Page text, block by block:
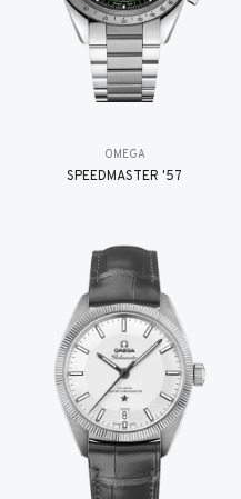
OMEGA
SPEEDMASTER '57